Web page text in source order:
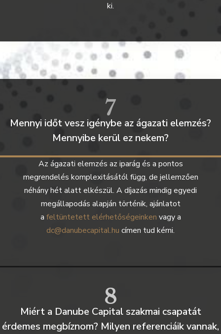
ki.
7
Mennyi időt vesz igénybe az ágazati elemzés?
Mennyibe kerül ez nekem?​
Az ágazati elemzés az iparág és a pontos
megrendelés komplexitásától függ, de jellemzően
néhány hét alatt elkészül. A díjazás mindig egyedi
megállapodás alapján történik, ajánlatot
a feltüntetett elérhetőségeinken vagy a
dc@danubecapital.hu címen tud kérni.
8
Miért a Danube Capital szakmai csapatát
érdemes megbíznom? Milyen referenciáik vannak,